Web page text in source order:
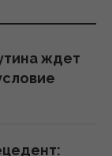
чеке выше
ждет